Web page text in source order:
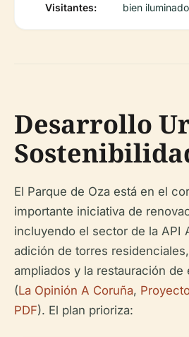
Visitantes:
bien
Desarrollo
El Parque de Oza está en el
importante iniciativa de
incluyendo el sector de la API
adición de torres
ampliados y la restauración
(La Opinión A Coruña,
PDF). El plan prioriza: